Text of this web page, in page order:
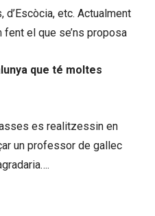
etc. Actualment
fent el que se’ns proposa
que té moltes
es realitzessin en
un professor de gallec